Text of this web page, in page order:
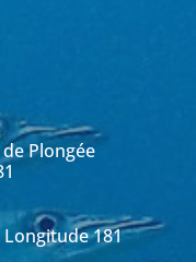
Plongée
181